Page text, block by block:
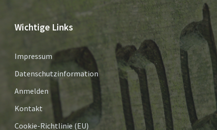
Wichtige Links
Impressum
Datenschutzinformation
Anmelden
Kontakt
Cookie-Richtlinie (EU)